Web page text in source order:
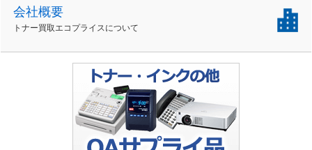
会社概要
トナー買取エコプライスについて